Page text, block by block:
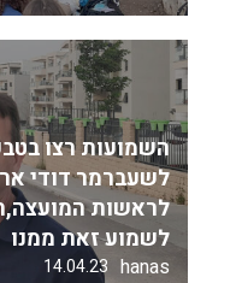
השמועות רצו
לשעברמר דודי
לראשות
לשמוע זאת ממנו
hanas
14.04.23